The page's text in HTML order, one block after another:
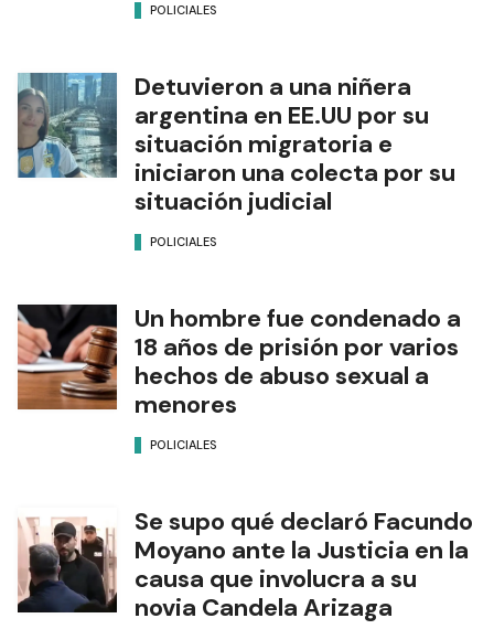
POLICIALES
Detuvieron a una niñera
argentina en EE.UU por su
situación migratoria e
iniciaron una colecta por su
situación judicial
POLICIALES
Un hombre fue condenado a
18 años de prisión por varios
hechos de abuso sexual a
menores
POLICIALES
Se supo qué declaró Facundo
Moyano ante la Justicia en la
causa que involucra a su
novia Candela Arizaga